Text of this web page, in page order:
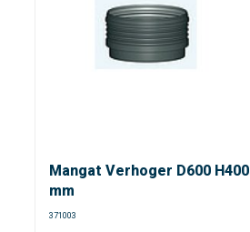
Mangat Verhoger D600 H400
mm
371003